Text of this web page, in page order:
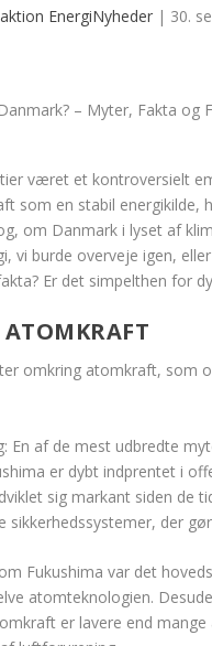
EnergiNyheder| 30.
været et kontroversielt
som en stabil energikilde,
om Danmark i lyset af
vi burde overveje igen,
Er det simpelthen for
omkring atomkraft, som
En af de mest udbredte
er dybt indprentet i
sig markant siden de
sikkerhedssystemer, der
Fukushima var det
atomteknologien.
er lavere end